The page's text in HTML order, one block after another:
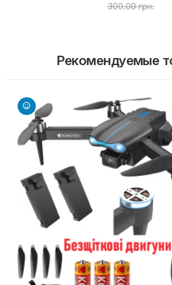
300.00 грн.
Рекомендуемые